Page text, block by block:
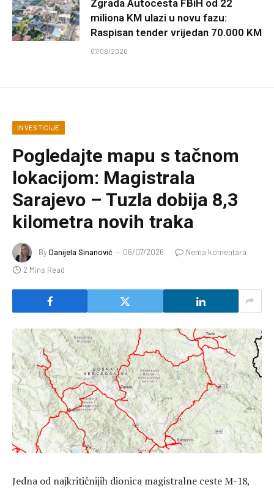
Zgrada Autocesta FBiH od 22
miliona KM ulazi u novu fazu:
Raspisan tender vrijedan 70.000 KM
07/08/2026
INVESTICIJE
Pogledajte mapu s tačnom
lokacijom: Magistrala
Sarajevo – Tuzla dobija 8,3
kilometra novih traka
ByDanijela Sinanović 06/07/2026
Nema komentara
2 Mins Read
Jedna od najkritičnijih dionica magistralne ceste M-18,